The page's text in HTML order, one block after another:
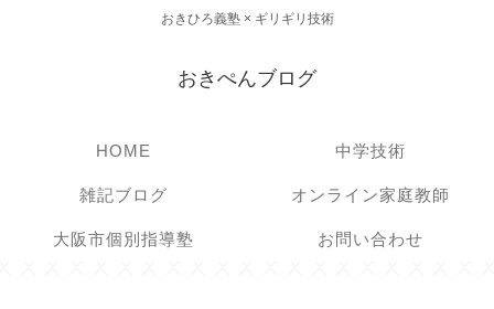
おきひろ義塾 × ギリギリ技術
おきぺんブログ
HOME 中学技術
雑記ブログ オンライン家庭教師
大阪市個別指導塾 お問い合わせ